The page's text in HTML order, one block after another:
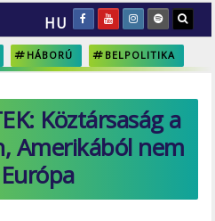
HU
HÁBORÚ BELPOLITIKA
Köztársaság a
Amerikából nem